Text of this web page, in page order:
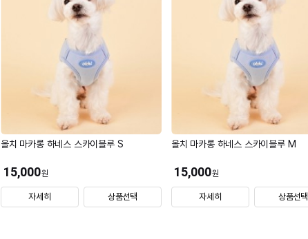
올치 마카롱 하네스 스카이블루 S
15,000원
자세히 상품선택
올치 마카롱 하네스 스카이블루 M
15,000원
자세히 상품선택